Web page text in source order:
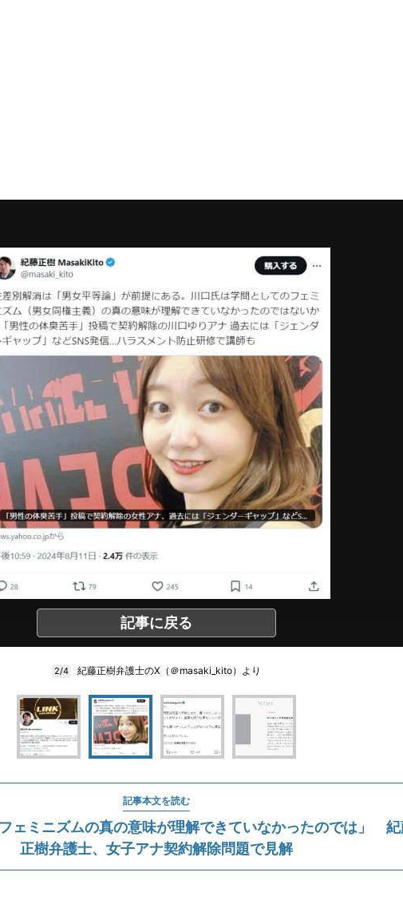
記事に戻る
2/4 紀藤正樹弁護士のX（＠masaki_kito）より
記事本文を読む
フェミニズムの真の意味が理解できていなかったのでは」
正樹弁護士、女子アナ契約解除問題で見解